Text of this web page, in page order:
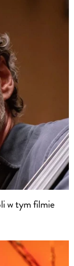
w tym filmie